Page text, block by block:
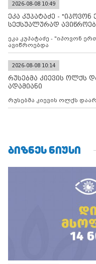
კონტროლს ოკუპირებულ
მილიტარიზაციის პროცესს
ფაქტობრივი ანექსიისკენ
2026-08-08 10:49
ეკა კუპატაძე -
სექსუალურად
ეკა კუპატაძე - "იპოვონ
ავიწროებდა
2026-08-08 10:14
რუსებმა კიევის ოლქს
ადამიანი
რუსებმა კიევის ოლქს
ᲑᲘᲖᲜᲔᲡ ᲜᲘᲣᲡᲘ